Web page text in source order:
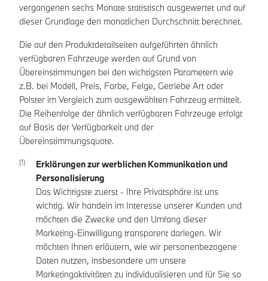
vergangenen sechs Monate statistisch ausgewertet und auf
dieser Grundlage den monatlichen Durchschnitt berechnet.
Die auf den Produktdetailseiten aufgeführten ähnlich
verfügbaren Fahrzeuge werden auf Grund von
Übereinstimmungen bei den wichtigsten Parametern wie
z.B. bei Modell, Preis, Farbe, Felge, Getriebe Art oder
Polster im Vergleich zum ausgewählten Fahrzeug ermittelt.
Die Reihenfolge der ähnlich verfügbaren Fahrzeuge erfolgt
auf Basis der Verfügbarkeit und der
Übereinstimmungsquote.
Erklärungen zur werblichen Kommunikation und
Personalisierung
Das Wichtigste zuerst - Ihre Privatsphäre ist uns
wichtig. Wir handeln im Interesse unserer Kunden und
möchten die Zwecke und den Umfang dieser
Marketing-Einwilligung transparent darlegen. Wir
möchten Ihnen erläutern, wie wir personenbezogene
Daten nutzen, insbesondere um unsere
Marketingaktivitäten zu individualisieren und für Sie so